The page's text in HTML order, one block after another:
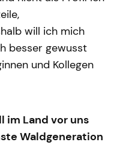
will ich mich
besser gewusst
und Kollegen
im Land vor uns
Waldgeneration